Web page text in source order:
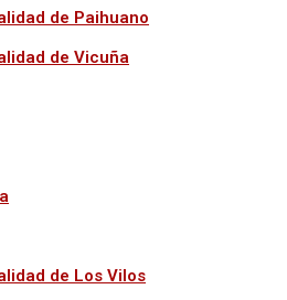
de Paihuano
de Vicuña
de Los Vilos